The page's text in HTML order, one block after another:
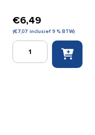
€6,49
(€7,07 inclusief 9 % BTW)
Leukopor